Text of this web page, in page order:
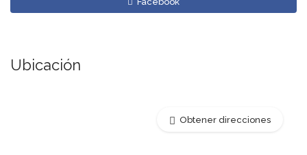
Ubicación
Obtener direcciones